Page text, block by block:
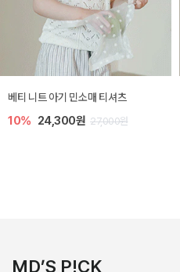
아롬 아기 점프수트
10% 27,000원 30,000원
MD’S P!CK